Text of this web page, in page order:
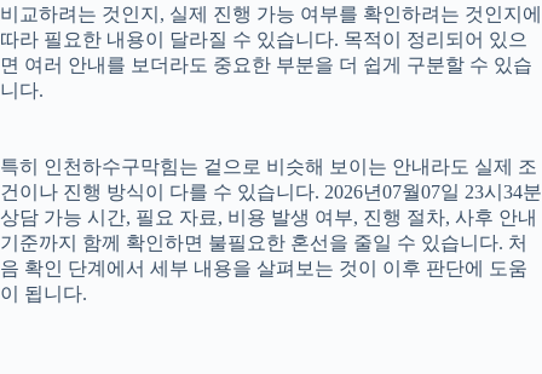
비교하려는 것인지, 실제 진행 가능 여부를 확인하려는 것인지에
따라 필요한 내용이 달라질 수 있습니다. 목적이 정리되어 있으
면 여러 안내를 보더라도 중요한 부분을 더 쉽게 구분할 수 있습
니다.
특히 인천하수구막힘는 겉으로 비슷해 보이는 안내라도 실제 조
건이나 진행 방식이 다를 수 있습니다. 2026년07월07일 23시34분
상담 가능 시간, 필요 자료, 비용 발생 여부, 진행 절차, 사후 안내
기준까지 함께 확인하면 불필요한 혼선을 줄일 수 있습니다. 처
음 확인 단계에서 세부 내용을 살펴보는 것이 이후 판단에 도움
이 됩니다.